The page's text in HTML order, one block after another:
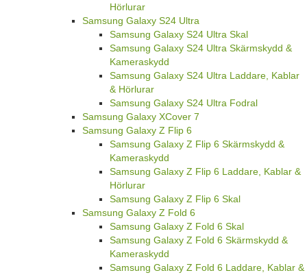
Hörlurar
Samsung Galaxy S24 Ultra
Samsung Galaxy S24 Ultra Skal
Samsung Galaxy S24 Ultra Skärmskydd &
Kameraskydd
Samsung Galaxy S24 Ultra Laddare, Kablar
& Hörlurar
Samsung Galaxy S24 Ultra Fodral
Samsung Galaxy XCover 7
Samsung Galaxy Z Flip 6
Samsung Galaxy Z Flip 6 Skärmskydd &
Kameraskydd
Samsung Galaxy Z Flip 6 Laddare, Kablar &
Hörlurar
Samsung Galaxy Z Flip 6 Skal
Samsung Galaxy Z Fold 6
Samsung Galaxy Z Fold 6 Skal
Samsung Galaxy Z Fold 6 Skärmskydd &
Kameraskydd
Samsung Galaxy Z Fold 6 Laddare, Kablar &